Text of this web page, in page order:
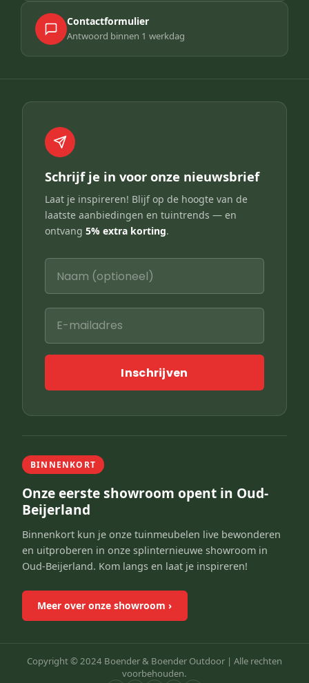
Contactformulier
Antwoord binnen 1 werkdag
Schrijf je in voor onze nieuwsbrief
Laat je inspireren! Blijf op de hoogte van de
laatste aanbiedingen en tuintrends — en
ontvang 5% extra korting.
Inschrijven
BINNENKORT
Onze eerste showroom opent in Oud-
Beijerland
Binnenkort kun je onze tuinmeubelen live bewonderen
en uitproberen in onze splinternieuwe showroom in
Oud-Beijerland. Kom langs en laat je inspireren!
Meer over onze showroom ›
Copyright © 2024 Boender & Boender Outdoor | Alle rechten
voorbehouden.